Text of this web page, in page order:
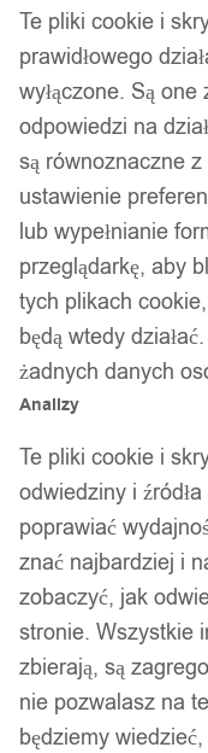
Te pliki cookie i
prawidłowego
wyłączone. Są
odpowiedzi na
są równoznaczne
ustawienie
lub wypełnianie
przeglądarkę, aby
tych plikach
będą wtedy
żadnych danych
Analizy
Te pliki cookie i
odwiedziny i
poprawiać
znać najbardziej i
zobaczyć, jak
stronie. Wszystkie
zbierają, są
nie pozwalasz na
będziemy